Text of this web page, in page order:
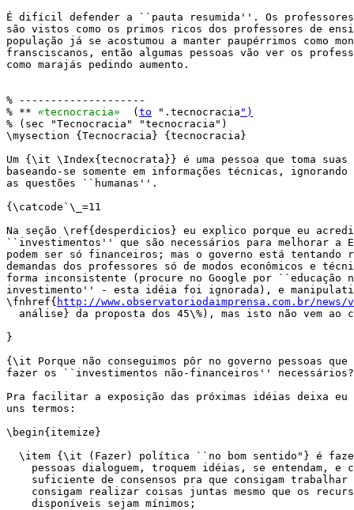
É difícil defender a ``pauta resumida''. Os
são vistos como os primos ricos dos professores de
população já se acostumou a manter paupérrimos como
fransciscanos, então algumas pessoas vão ver os
como marajás pedindo aumento.
% --------------------
% ** «tecnocracia»
  (
to ".tecnocracia ")
% (sec "Tecnocracia" "tecnocracia")
\mysection {Tecnocracia} {tecnocracia}
Um {\it \Index{tecnocrata}} é uma pessoa que toma suas
baseando-se somente em informações técnicas, ignorando
as questões ``humanas''.
{\catcode`\_=11
Na seção \ref{desperdicios} eu explico porque eu
``investimentos'' que são necessários para melhorar a
podem ser só financeiros; mas o governo está tentando
demandas dos professores só de modos econômicos e
forma inconsistente (procure no Google por ``educação
investimento'' - esta idéia foi ignorada), e
\fnhref{ http://www.observatoriodaimprensa.com.br/
análise} da proposta dos 45\%), mas isto não vem ao
}
{\it Porque não conseguimos pôr no governo pessoas que
fazer os ``investimentos não-financeiros''
Pra facilitar a exposição das próximas idéias deixa eu
uns termos:
\begin{itemize}
\item {\it (Fazer) política ``no bom sentido"} é
pessoas dialoguem, troquem idéias, se entendam, e
suficiente de consensos pra que consigam trabalhar
consigam realizar coisas juntas mesmo que os
    disponíveis sejam mínimos;